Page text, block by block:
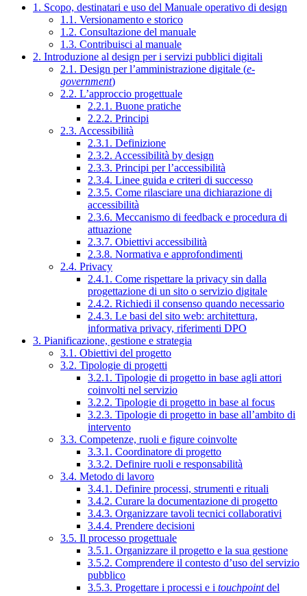
1. Scopo, destinatari e uso del Manuale operativo di design
1.1. Versionamento e storico
1.2. Consultazione del manuale
1.3. Contribuisci al manuale
2. Introduzione al design per i servizi pubblici digitali
2.1. Design per l’amministrazione digitale (e-
government)
2.2. L’approccio progettuale
2.2.1. Buone pratiche
2.2.2. Principi
2.3. Accessibilità
2.3.1. Definizione
2.3.2. Accessibilità by design
2.3.3. Principi per l’accessibilità
2.3.4. Linee guida e criteri di successo
2.3.5. Come rilasciare una dichiarazione di
accessibilità
2.3.6. Meccanismo di feedback e procedura di
attuazione
2.3.7. Obiettivi accessibilità
2.3.8. Normativa e approfondimenti
2.4. Privacy
2.4.1. Come rispettare la privacy sin dalla
progettazione di un sito o servizio digitale
2.4.2. Richiedi il consenso quando necessario
2.4.3. Le basi del sito web: architettura,
informativa privacy, riferimenti DPO
3. Pianificazione, gestione e strategia
3.1. Obiettivi del progetto
3.2. Tipologie di progetti
3.2.1. Tipologie di progetto in base agli attori
coinvolti nel servizio
3.2.2. Tipologie di progetto in base al focus
3.2.3. Tipologie di progetto in base all’ambito di
intervento
3.3. Competenze, ruoli e figure coinvolte
3.3.1. Coordinatore di progetto
3.3.2. Definire ruoli e responsabilità
3.4. Metodo di lavoro
3.4.1. Definire processi, strumenti e rituali
3.4.2. Curare la documentazione di progetto
3.4.3. Organizzare tavoli tecnici collaborativi
3.4.4. Prendere decisioni
3.5. Il processo progettuale
3.5.1. Organizzare il progetto e la sua gestione
3.5.2. Comprendere il contesto d’uso del servizio
pubblico
3.5.3. Progettare i processi e i touchpointdel